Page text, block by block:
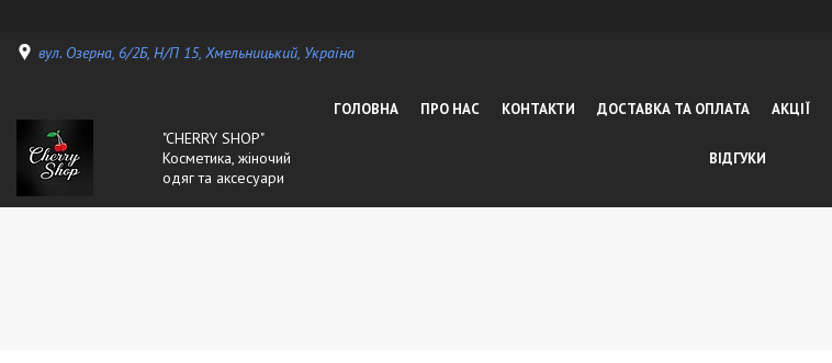
вул. Озерна, 6/2Б, Н/П 15, Хмельницький, Україна
"CHERRY SHOP"
Косметика, жіночий
одяг та аксесуари
ГОЛОВНА ПРО НАС КОНТАКТИ ДОСТАВКА ТА ОПЛАТА АКЦІЇ
ВІДГУКИ